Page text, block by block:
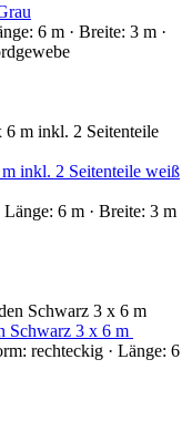
6 m · Breite: 3 m ·
inkl. 2 Seitenteile weiß
6 m · Breite: 3 m
Schwarz 3 x 6 m
rechteckig · Länge: 6